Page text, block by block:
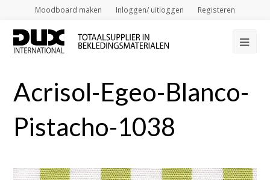
Moodboard maken Inloggen/ uitloggen Registeren
Acrisol-Egeo-Blanco-
Pistacho-1038